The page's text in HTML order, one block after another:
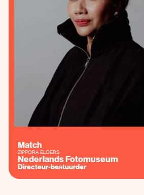
Match
ZIPPORA ELDERS
Nederlands Fotomuseum
Directeur-bestuurder